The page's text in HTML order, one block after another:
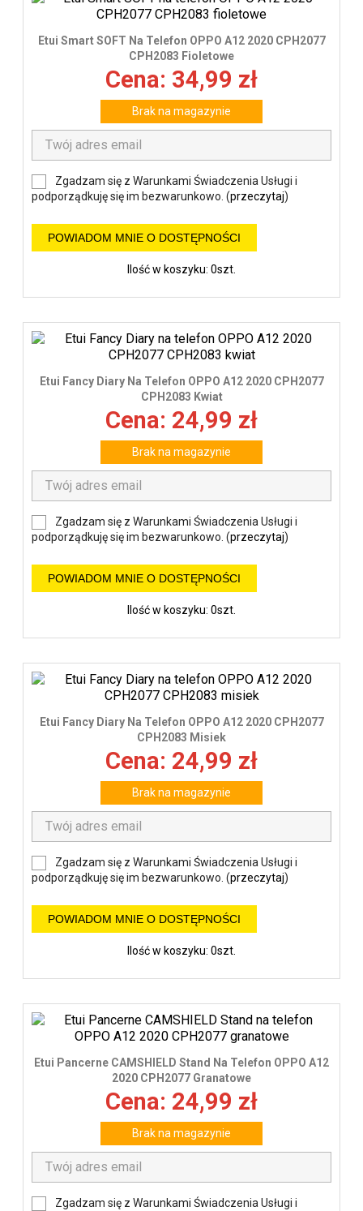
Etui Smart SOFT Na Telefon OPPO A12 2020 CPH2077
CPH2083 Fioletowe
Cena: 34,99 zł
Brak na magazynie
Zgadzam się z Warunkami Świadczenia Usługi i
podporządkuję się im bezwarunkowo. (przeczytaj)
POWIADOM MNIE O DOSTĘPNOŚCI
Ilość w koszyku: 0szt.
Etui Fancy Diary Na Telefon OPPO A12 2020 CPH2077
CPH2083 Kwiat
Cena: 24,99 zł
Brak na magazynie
Zgadzam się z Warunkami Świadczenia Usługi i
podporządkuję się im bezwarunkowo. (przeczytaj)
POWIADOM MNIE O DOSTĘPNOŚCI
Ilość w koszyku: 0szt.
Etui Fancy Diary Na Telefon OPPO A12 2020 CPH2077
CPH2083 Misiek
Cena: 24,99 zł
Brak na magazynie
Zgadzam się z Warunkami Świadczenia Usługi i
podporządkuję się im bezwarunkowo. (przeczytaj)
POWIADOM MNIE O DOSTĘPNOŚCI
Ilość w koszyku: 0szt.
Etui Pancerne CAMSHIELD Stand Na Telefon OPPO A12
2020 CPH2077 Granatowe
Cena: 24,99 zł
Brak na magazynie
Zgadzam się z Warunkami Świadczenia Usługi i